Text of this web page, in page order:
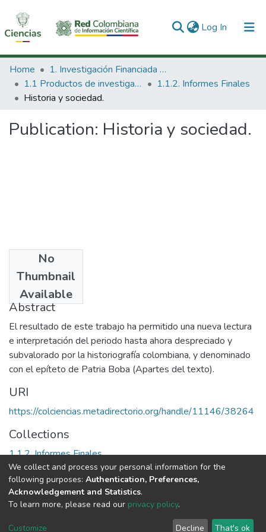
Log In (current)
Communities & Collections
All of DSpace
Home
1. Investigación Financiada con Recursos Públicos
1.1 Productos de investigación
1.1.2. Informes Finales
Historia y sociedad.
Publication: Historia y sociedad.
No
Thumbnail
Available
2004
Abstract
El resultado de este trabajo ha permitido una nueva lectura
e interpretación del periodo hasta ahora despreciado y
subvalorado por la historiografía colombiana, y denominado
con el epíteto de Patria Boba (Apartes del texto).
URI
https://colciencias.metadirectorio.org/handle/11146/38264
Collections
1.1.2. Informes Finales
Full item page
DSpace software copyright © 2002-2026
Cookie End User Send
We collect and process your personal information for the
following purposes: Authentication, Preferences,
Acknowledgement and Statistics.
To learn more, please read our privacy policy.
Customize Decline That's ok